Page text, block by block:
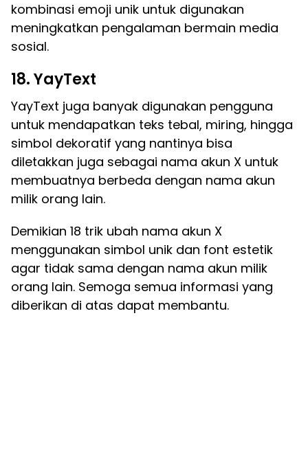
kombinasi emoji unik untuk digunakan
meningkatkan pengalaman bermain media
sosial.
18. YayText
YayText juga banyak digunakan pengguna
untuk mendapatkan teks tebal, miring, hingga
simbol dekoratif yang nantinya bisa
diletakkan juga sebagai nama akun X untuk
membuatnya berbeda dengan nama akun
milik orang lain.
Demikian 18 trik ubah nama akun X
menggunakan simbol unik dan font estetik
agar tidak sama dengan nama akun milik
orang lain. Semoga semua informasi yang
diberikan di atas dapat membantu.